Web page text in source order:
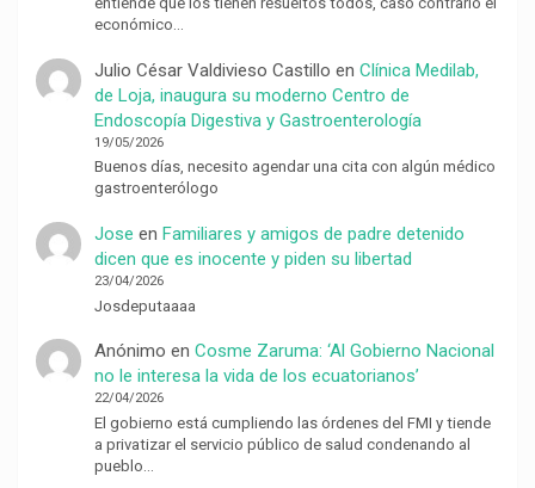
económico…
Julio César Valdivieso Castillo en Clínica Medilab,
de Loja, inaugura su moderno Centro de
Endoscopía Digestiva y Gastroenterología
19/05/2026
Buenos días, necesito agendar una cita con algún médico
gastroenterólogo
Jose en Familiares y amigos de padre detenido
dicen que es inocente y piden su libertad
23/04/2026
Josdeputaaaa
Anónimo en Cosme Zaruma: ‘Al Gobierno Nacional
no le interesa la vida de los ecuatorianos’
22/04/2026
El gobierno está cumpliendo las órdenes del FMI y tiende
a privatizar el servicio público de salud condenando al
pueblo…